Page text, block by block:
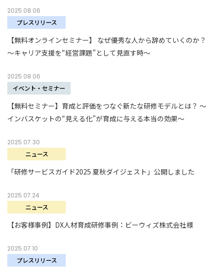
2025.08.06
プレスリリース
【無料オンラインセミナー】 なぜ優秀な人から辞めていくのか？
～キャリア支援を“経営課題”として見直す時～
2025.08.06
イベント・セミナー
【無料セミナー】育成と評価をつなぐ新たな研修モデルとは？ 〜
インバスケットの“見える化”が育成に与える本当の効果〜
2025.07.30
ニュース
「研修サービスガイド2025 夏秋ダイジェスト」公開しました
2025.07.24
ニュース
【お客様事例】DX人材育成研修事例：ビーウィズ株式会社様
2025.07.10
プレスリリース